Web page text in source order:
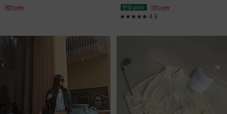
★★★★★ 4.9